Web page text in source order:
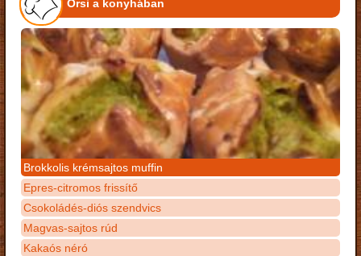
Orsi a konyhában
Brokkolis krémsajtos muffin
Epres-citromos frissítő
Csokoládés-diós szendvics
Magvas-sajtos rúd
Kakaós néró